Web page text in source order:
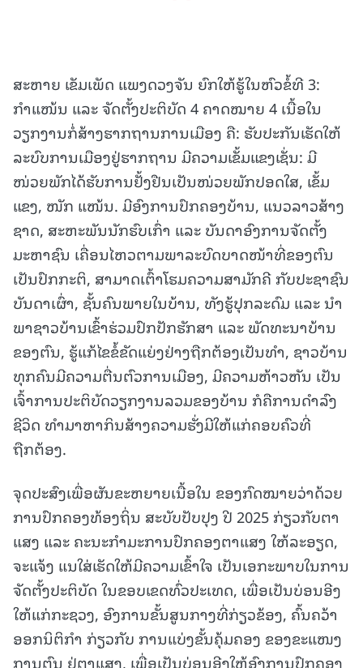
ສະຫາຍ ເຂັມເພັດ ແພງດວງຈັນ ຍົກໃຫ້ຮູ້ໃນຫົວຂໍ້ທີ 3:
ກຳແໜ້ນ ແລະ ຈັດຕັ້ງປະຕິບັດ 4 ຄາດໝາຍ 4 ເນື້ອໃນ
ວຽກງານກໍ່ສ້າງຮາກຖານການເມືອງ ຄື: ຮັບປະກັນເຮັດໃຫ້
ລະບົບການເມືອງຢູ່ຮາກຖານ ມີຄວາມເຂັ້ມແຂງເຊັ່ນ: ມີ
ໜ່ວຍພັກໄດ້ຮັບການຢັ້ງຢືນເປັນໜ່ວຍພັກປອດໃສ, ເຂັ້ມ
ແຂງ, ໜັກ ແໜ້ນ. ມີອົງການປົກຄອງບ້ານ, ແນວລາວສ້າງ
ຊາດ, ສະຫະພັນນັກຮົບເກົ່າ ແລະ ບັນດາອົງການຈັດຕັ້ງ
ມະຫາຊົນ ເຄື່ອນໄຫວຕາມພາລະບົດບາດໜ້າທີ່ຂອງຕົນ
ເປັນປົກກະຕິ, ສາມາດເຕົ້າໂຮມຄວາມສາມັກຄີ ກັບປະຊາຊົນ
ບັນດາເຜົ່າ, ຊັ້ນຄົນພາຍໃນບ້ານ, ທັງຮູ້ປຸກລະດົມ ແລະ ນໍາ
ພາຊາວບ້ານເຂົ້າຮ່ວມປົກປັກຮັກສາ ແລະ ພັດທະນາບ້ານ
ຂອງຕົນ, ຮູ້ແກ້ໄຂຂໍ້ຂັດແຍ່ງຢ່າງຖືກຕ້ອງເປັນທຳ, ຊາວບ້ານ
ທຸກຄົນມີຄວາມຕື່ນຕົວການເມືອງ, ມີຄວາມຫ້າວຫັນ ເປັນ
ເຈົ້າການປະຕິບັດວຽກງານລວມຂອງບ້ານ ກໍຄືການດໍາລົງ
ຊີວິດ ທຳມາຫາກິນສ້າງຄວາມຮັ່ງມີໃຫ້ແກ່ຄອບຄົວທີ່
ຖືກຕ້ອງ.
ຈຸດປະສົງເພື່ອຜັນຂະຫຍາຍເນື້ອໃນ ຂອງກົດໝາຍວ່າດ້ວຍ
ການປົກຄອງທ້ອງຖິ່ນ ສະບັບປັບປຸງ ປີ 2025 ກ່ຽວກັບຕາ
ແສງ ແລະ ຄະນະກໍາມະການປົກຄອງຕາແສງ ໃຫ້ລະອຽດ,
ຈະແຈ້ງ ແນໃສ່ເຮັດໃຫ້ມີຄວາມເຂົ້າໃຈ ເປັນເອກະພາບໃນການ
ຈັດຕັ້ງປະຕິບັດ ໃນຂອບເຂດທົ່ວປະເທດ, ເພື່ອເປັນບ່ອນອີງ
ໃຫ້ແກ່ກະຊວງ, ອົງການຂັ້ນສູນກາງທີ່ກ່ຽວຂ້ອງ, ຄົ້ນຄວ້າ
ອອກນິຕິກໍາ ກ່ຽວກັບ ການແບ່ງຂັ້ນຄຸ້ມຄອງ ຂອງຂະແໜງ
ການຕົນ ຢູ່ຕາແສງ, ເພື່ອເປັນບ່ອນອີງໃຫ້ອົງການປົກຄອງ